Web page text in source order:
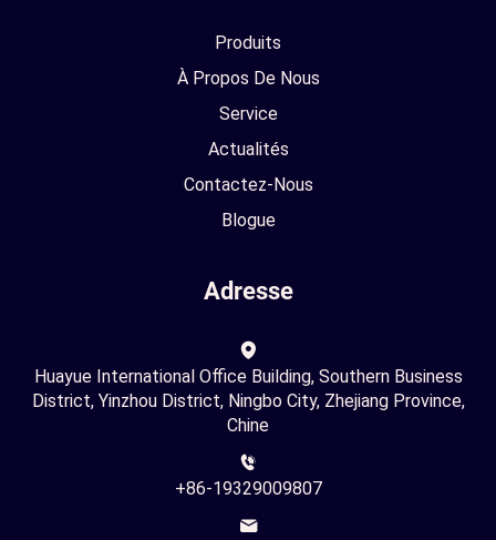
Produits
À Propos De Nous
Service
Actualités
Contactez-Nous
Blogue
Adresse
Huayue International Office Building, Southern Business
District, Yinzhou District, Ningbo City, Zhejiang Province,
Chine
+86-19329009807